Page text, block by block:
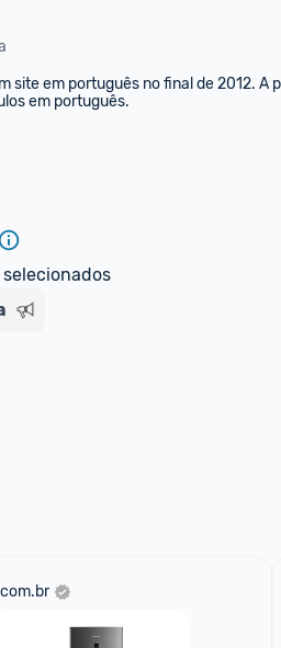
site em português no final de 2012. A
em português.